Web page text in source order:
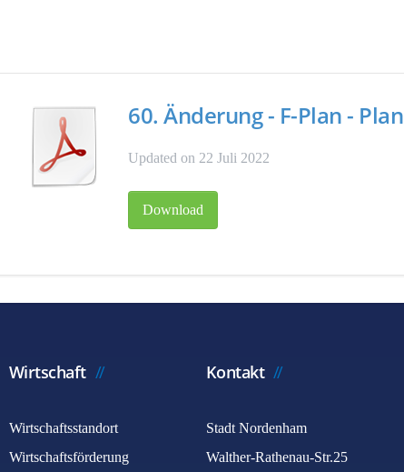
60. Änderung - F-Plan - Plan
Updated on 22 Juli 2022
Download
Wirtschaft
Wirtschaftsstandort
Wirtschaftsförderung
Kontakt
Stadt Nordenham
Walther-Rathenau-Str.25